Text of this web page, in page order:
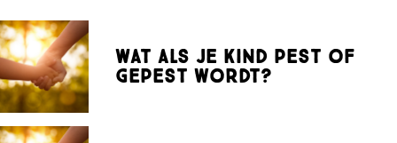
Wat als je kind pest of
gepest wordt?